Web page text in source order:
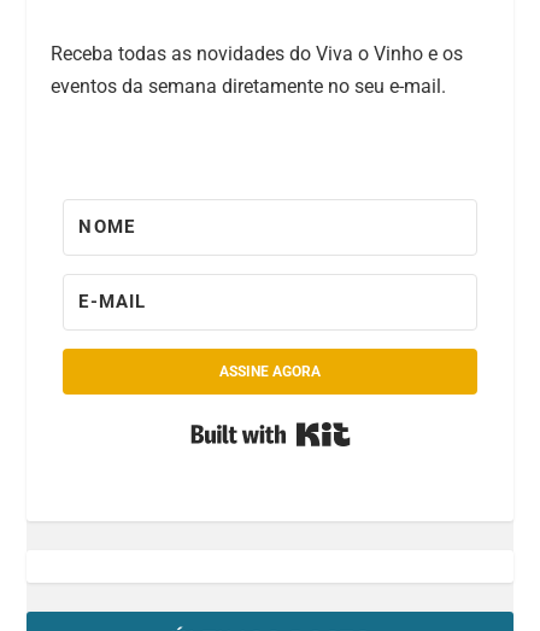
Receba todas as novidades do Viva o Vinho e os
eventos da semana diretamente no seu e-mail.
ASSINE AGORA